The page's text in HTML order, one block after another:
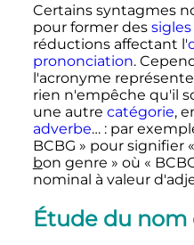
Certains syntagmes
pour former des sigles
réductions affectant l'
prononciation.
l'acronyme
rien n'empêche qu'il
une autre catégorie,
adverbe… : par
BCBG » pour signifier «
bon genre » où «
nominal à valeur
Étude du nom